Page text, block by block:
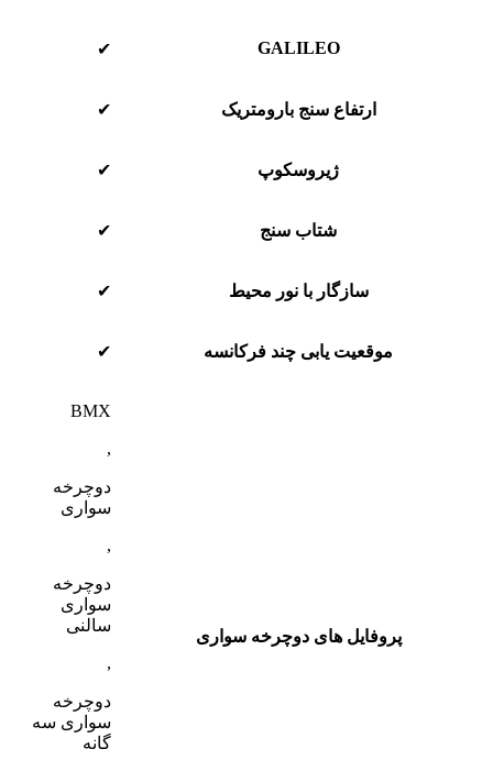
GALILEO
✔
ارتفاع سنج بارومتریک ✔
ژیروسکوپ ✔
شتاب سنج ✔
سازگار با نور محیط ✔
موقعیت یابی چند فرکانسه ✔
پروفایل های دوچرخه سواری
BMX
,
دوچرخه
سواری
,
دوچرخه
سواری
سالنی
,
دوچرخه
سواری سه
گانه